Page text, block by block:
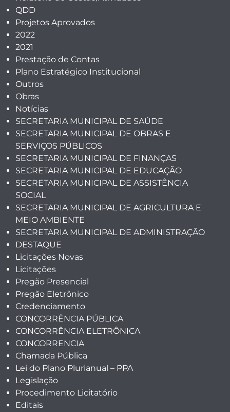
QDD
Projetos Aprovados
2022
2021
Prestação de Contas
Plano Estratégico Institucional
Outros
Obras
Notícias
SECRETARIA MUNICIPAL DE SAÚDE
SECRETARIA MUNICIPAL DE OBRAS E
SERVIÇOS PÚBLICOS
SECRETARIA MUNICIPAL DE FINANÇAS
SECRETARIA MUNICIPAL DE EDUCAÇÃO
SECRETARIA MUNICIPAL DE ASSISTÊNCIA
SOCIAL
SECRETARIA MUNICIPAL DE AGRICULTURA E
MEIO AMBIENTE
SECRETARIA MUNICIPAL DE ADMINISTRAÇÃO
DESTAQUE
Licitações Novas
Licitações
Pregão Presencial
Pregão Eletrônico
Credenciamento
CONCORRÊNCIA PÚBLICA
CONCORRÊNCIA ELETRÔNICA
CONCORRENCIA
Chamada Pública
Lei do Plano Plurianual – PPA
Legislação
Procedimento Licitatório
Editais